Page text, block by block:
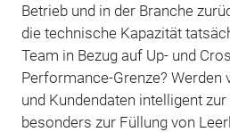
Betrieb und in der Branche
die technische Kapazität
Team in Bezug auf Up- und
Performance-Grenze? Werden
und Kundendaten intelligent
besonders zur Füllung von